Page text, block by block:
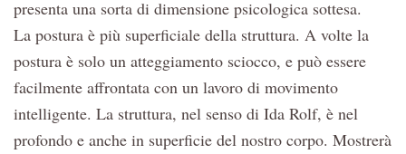
presenta una sorta di dimensione psicologica sottesa.
La postura è più superficiale della struttura. A volte la
postura è solo un atteggiamento sciocco, e può essere
facilmente affrontata con un lavoro di movimento
intelligente. La struttura, nel senso di Ida Rolf, è nel
profondo e anche in superficie del nostro corpo. Mostrerà